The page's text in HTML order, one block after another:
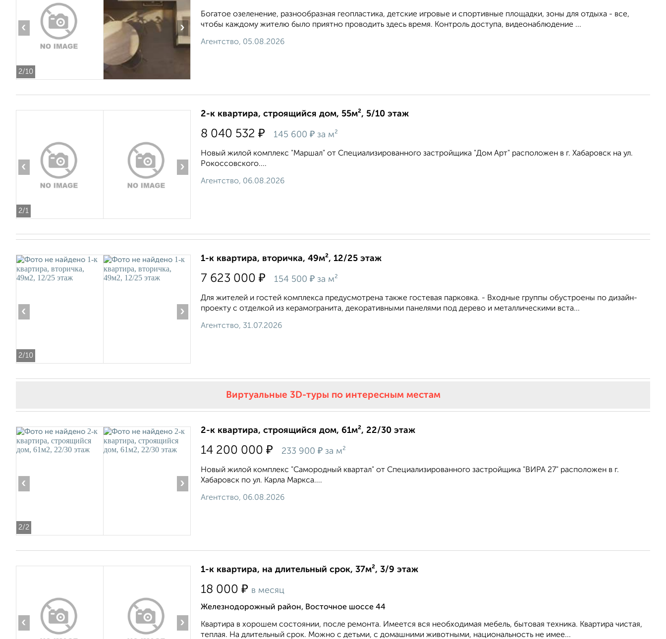
2/10
‹ ›
Богатое озеленение, разнообразная геопластика, детские игровые и спортивные площадки, зоны для отдыха - все,
чтобы каждому жителю было приятно проводить здесь время. Контроль доступа, видеонаблюдение ...
Агентство, 05.08.2026
2/1
‹ ›
2-к квартира, строящийся дом, 55м², 5/10 этаж
8 040 532 ₽ 145 600 ₽ за м²
Новый жилой комплекс "Маршал" от Специализированного застройщика "Дом Арт" расположен в г. Хабаровск на ул.
Рокоссовского....
Агентство, 06.08.2026
2/10
‹ ›
1-к квартира, вторичка, 49м², 12/25 этаж
7 623 000 ₽ 154 500 ₽ за м²
Для жителей и гостей комплекса предусмотрена также гостевая парковка. - Входные группы обустроены по дизайн-
проекту с отделкой из керамогранита, декоративными панелями под дерево и металлическими вста...
Агентство, 31.07.2026
Виртуальные 3D-туры по интересным местам
2/2
‹ ›
2-к квартира, строящийся дом, 61м², 22/30 этаж
14 200 000 ₽ 233 900 ₽ за м²
Новый жилой комплекс "Самородный квартал" от Специализированного застройщика "ВИРА 27" расположен в г.
Хабаровск по ул. Карла Маркса....
Агентство, 06.08.2026
‹ ›
1-к квартира, на длительный срок, 37м², 3/9 этаж
18 000 ₽ в месяц
Железнодорожный район, Восточное шоссе 44
Квартира в хорошем состоянии, после ремонта. Имеется вся необходимая мебель, бытовая техника. Квартира чистая,
теплая. На длительный срок. Можно с детьми, с домашними животными, национальность не имее...